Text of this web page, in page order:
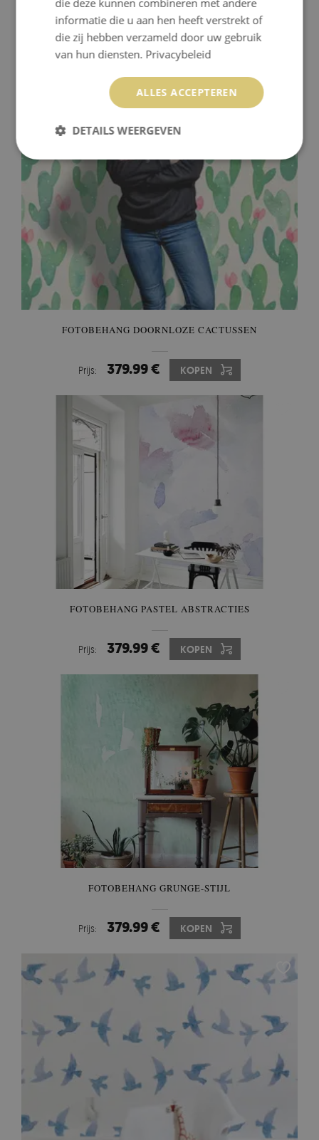
FOTOBEHANG INKTVLEK
379.99 € KOPEN
FOTOBEHANG DOORNLOZE CACTUSSEN
Prijs: 379.99 € KOPEN
FOTOBEHANG PASTEL ABSTRACTIES
Prijs: 379.99 € KOPEN
FOTOBEHANG GRUNGE-STIJL
Prijs: 379.99 € KOPEN
die deze kunnen combineren met andere
informatie die u aan hen heeft verstrekt of
die zij hebben verzameld door uw gebruik
van hun diensten. Privacybeleid
ALLES ACCEPTEREN
DETAILS WEERGEVEN